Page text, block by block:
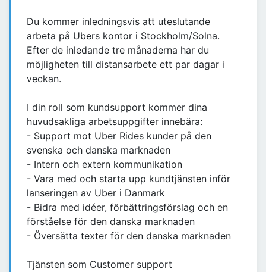
Du kommer inledningsvis att uteslutande
arbeta på Ubers kontor i Stockholm/Solna.
Efter de inledande tre månaderna har du
möjligheten till distansarbete ett par dagar i
veckan.
I din roll som kundsupport kommer dina
huvudsakliga arbetsuppgifter innebära:
- Support mot Uber Rides kunder på den
svenska och danska marknaden
- Intern och extern kommunikation
- Vara med och starta upp kundtjänsten inför
lanseringen av Uber i Danmark
- Bidra med idéer, förbättringsförslag och en
förståelse för den danska marknaden
- Översätta texter för den danska marknaden
Tjänsten som Customer support